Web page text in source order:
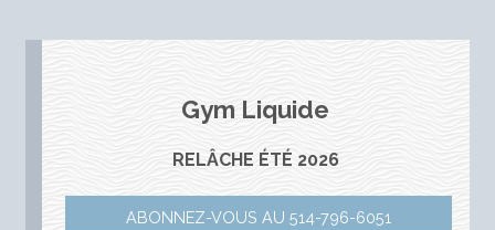
Gym Liquide
RELÂCHE ÉTÉ 2026
ABONNEZ-VOUS AU 514-796-6051